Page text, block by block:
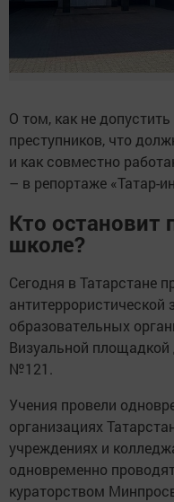
О том, как не
преступников, что
и как совместно
– в репортаже «Татар-
Кто остановит
школе?
Сегодня в Татарстане
антитеррористической
образовательных
Визуальной площадкой
№121.
Учения провели
организациях
учреждениях и
одновременно
кураторством